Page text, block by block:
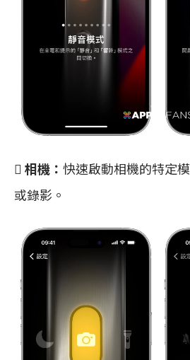
 相機： 快速啟動相機的特定
或錄影。